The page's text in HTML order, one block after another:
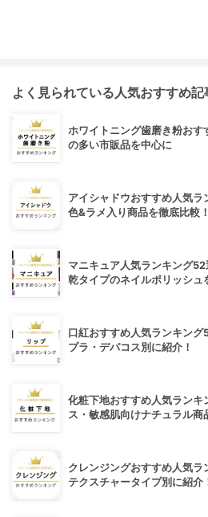
よく見られている人気おすすめ記
ホワイトニング歯磨き粉おす
の多い市販品を中心に
アイシャドウおすすめ人気
色&ラメ入り商品を徹底比較！
マニキュア人気ランキング
乾タイプのネイルポリッシュ
口紅おすすめ人気ランキン
プラ・デパコス別に紹介！
化粧下地おすすめ人気ランキ
ス・敏感肌向けナチュラル商
クレンジングおすすめ人気
テクスチャータイプ別に紹介